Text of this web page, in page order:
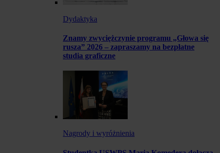
Dydaktyka
Znamy zwyciężczynie programu „Głowa się
rusza” 2026 – zapraszamy na bezpłatne
studia graficzne
Nagrody i wyróżnienia